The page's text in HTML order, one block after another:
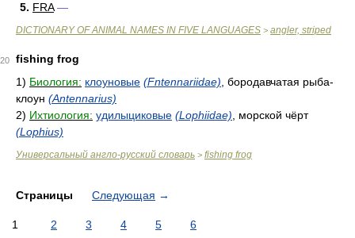
5. FRA —
DICTIONARY OF ANIMAL NAMES IN FIVE LANGUAGES > angler, striped
20
fishing frog
1) Биология: клоуновые (Fntennariidae) , бородавчатая рыба-
клоун (Antennarius)
2) Ихтиология: удилыциковые (Lophiidae) , морской чёрт
(Lophius)
Универсальный англо-русский словарь > fishing frog
Страницы Следующая →
1 2 3 4 5 6